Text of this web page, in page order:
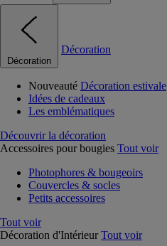
Décoration
Décoration
Nouveauté Décoration estivale
Idées de cadeaux
Les emblématiques
Découvrir la décoration
Accessoires pour bougies Tout voir
Photophores & bougeoirs
Couvercles & socles
Petits accessoires
Tout voir
Décoration d'Intérieur Tout voir